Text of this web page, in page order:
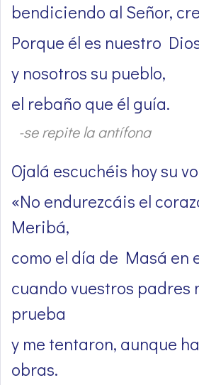
bendiciendo al Señor,
Porque él es nuestro
y nosotros su pueblo,
el rebaño que él guía.
-se repite la antífona
Ojalá escuchéis hoy su
«No endurezcáis el
Meribá,
como el día de Masá en
cuando vuestros padres
prueba
y me tentaron, aunque
obras.